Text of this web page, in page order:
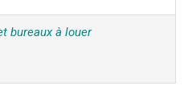
bureaux à louer